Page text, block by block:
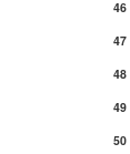
46
47
48
49
50